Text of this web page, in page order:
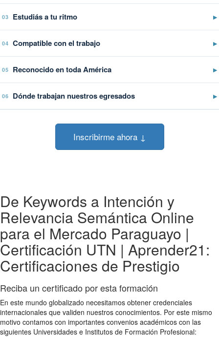
03 Estudiás a tu ritmo ▶
04 Compatible con el trabajo ▶
05 Reconocido en toda América ▶
06 Dónde trabajan nuestros egresados ▶
Inscribirme ahora ↓
De Keywords a Intención y
Relevancia Semántica Online
para el Mercado Paraguayo |
Certificación UTN | Aprender21:
Certificaciones de Prestigio
Reciba un certificado por esta formación
En este mundo globalizado necesitamos obtener credenciales
internacionales que validen nuestros conocimientos. Por este mismo
motivo contamos con importantes convenios académicos con las
siguientes Universidades e Institutos de Formación Profesional: